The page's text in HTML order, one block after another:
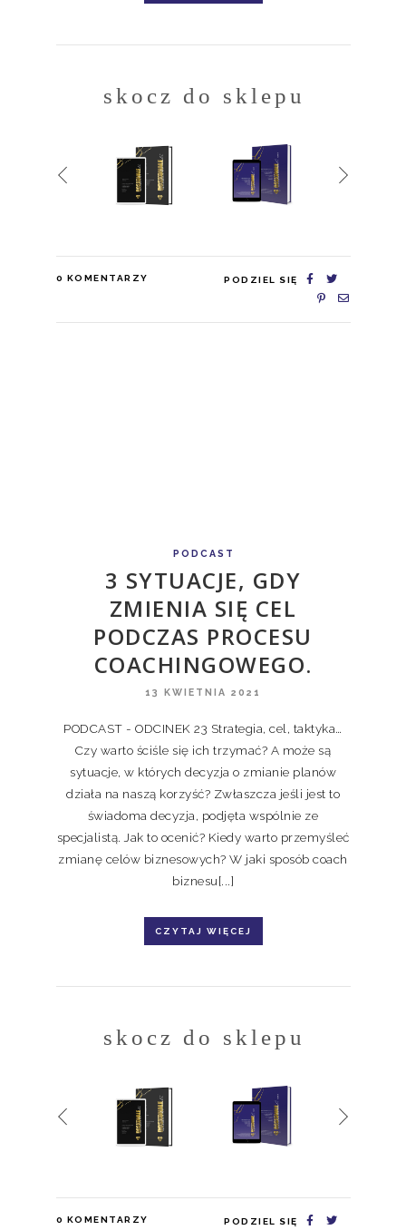
skocz do sklepu
0 KOMENTARZY PODZIEL SIĘ
PODCAST
3 SYTUACJE, GDY
ZMIENIA SIĘ CEL
PODCZAS PROCESU
COACHINGOWEGO.
13 KWIETNIA 2021
PODCAST - ODCINEK 23 Strategia, cel, taktyka…
Czy warto ściśle się ich trzymać? A może są
sytuacje, w których decyzja o zmianie planów
działa na naszą korzyść? Zwłaszcza jeśli jest to
świadoma decyzja, podjęta wspólnie ze
specjalistą. Jak to ocenić? Kiedy warto przemyśleć
zmianę celów biznesowych? W jaki sposób coach
biznesu[...]
CZYTAJ WIĘCEJ
skocz do sklepu
0 KOMENTARZY PODZIEL SIĘ